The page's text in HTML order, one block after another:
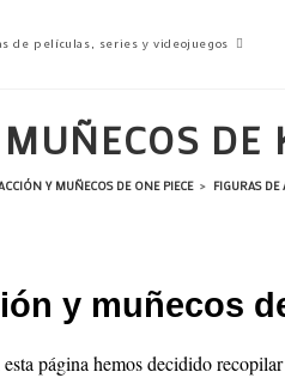
de películas, series y videojuegos
DE
Y MUÑECOS DE ONE PIECE > FIGURAS
y muñecos
página hemos decidido